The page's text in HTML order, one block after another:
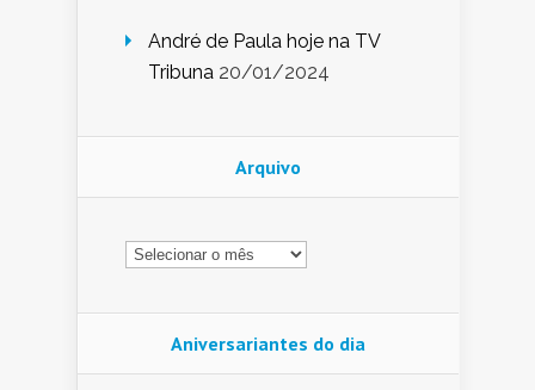
André de Paula hoje na TV
Tribuna 20/01/2024
Arquivo
Arquivo
Aniversariantes do dia